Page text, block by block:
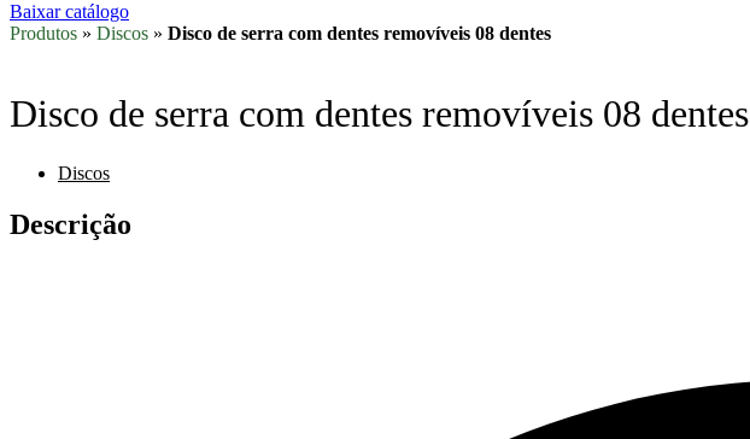
Baixar catálogo
Produtos » Discos » Disco de serra com dentes removíveis 08 dentes
Disco de serra com dentes removíveis 08 dentes
Discos
Descrição